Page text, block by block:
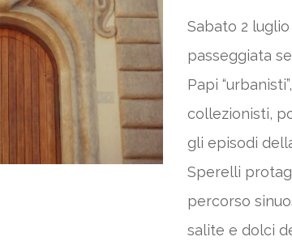
Sabato 2
passeggiata
Papi
collezionisti,
gli episodi
Sperelli
percorso
salite e dolci